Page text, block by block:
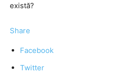
există?
Share
Facebook
Twitter